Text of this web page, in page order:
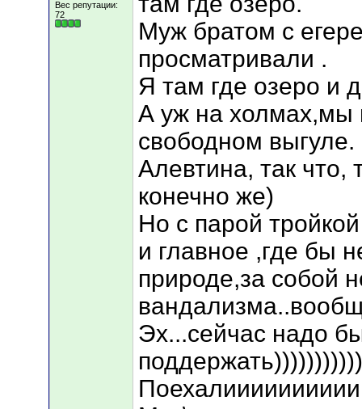
Вес репутации:
72
Муж братом с
просматривали .
Я там где озеро и
А уж на холмах,мы
свободном выгуле.
Алевтина, так что,
конечно же)
Но с парой
и главное ,где бы
природе,за собой
Эх...сейчас надо